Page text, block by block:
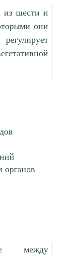
из шести и
они
органов
между